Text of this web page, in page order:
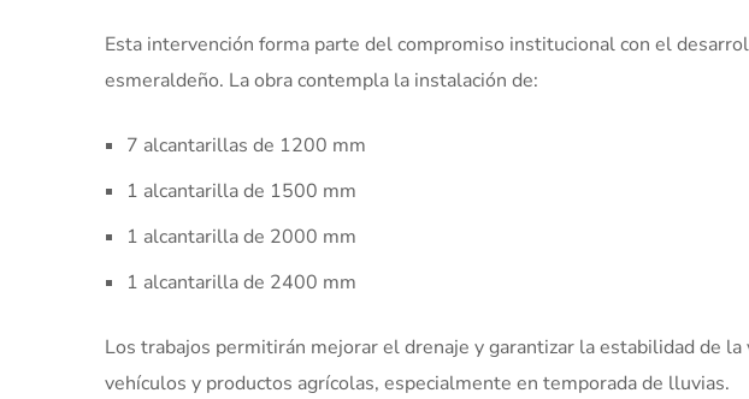
Esta intervención forma parte del compromiso institucional con el
esmeraldeño. La obra contempla la instalación de:
7 alcantarillas de 1200 mm
1 alcantarilla de 1500 mm
1 alcantarilla de 2000 mm
1 alcantarilla de 2400 mm
Los trabajos permitirán mejorar el drenaje y garantizar la estabilidad de
vehículos y productos agrícolas, especialmente en temporada de lluvias.